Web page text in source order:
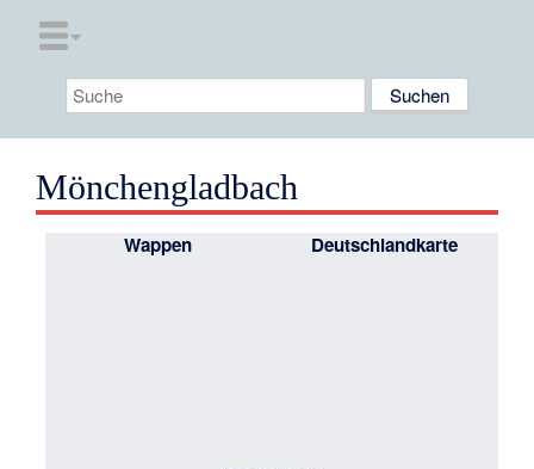
Mönchengladbach
Wappen Deutschlandkarte